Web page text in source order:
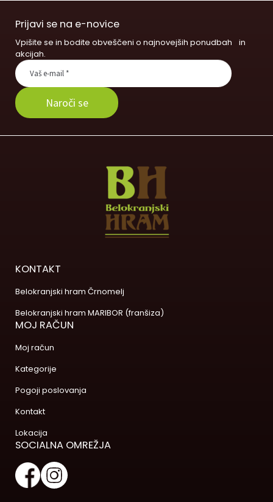
Prijavi se na e-novice
Vpišite se in bodite obveščeni o najnovejših ponudbah in
akcijah.
KONTAKT
Belokranjski hram Črnomelj
Belokranjski hram MARIBOR (franšiza)
MOJ RAČUN
Moj račun
Kategorije
Pogoji poslovanja
Kontakt
Lokacija
SOCIALNA OMREŽJA